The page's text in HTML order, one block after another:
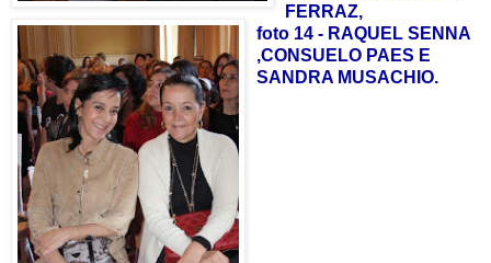
FERRAZ,
foto 14 - RAQUEL SENNA
,CONSUELO PAES E
SANDRA MUSACHIO.